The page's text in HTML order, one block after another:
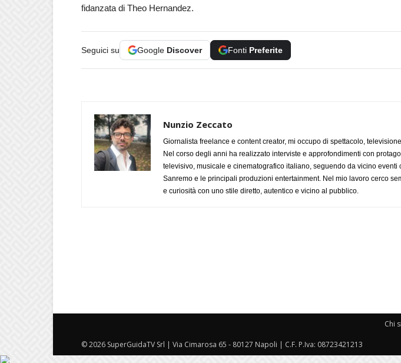
fidanzata di Theo Hernandez.
Seguici su Google Discover Fonti Preferite
Nunzio Zeccato
Giornalista freelance e content creator, mi occupo di spettacolo,
Nel corso degli anni ha realizzato interviste e approfondimenti con
televisivo, musicale e cinematografico italiano, seguendo da vicino eventi
Sanremo e le principali produzioni entertainment. Nel mio lavoro cerco
e curiosità con uno stile diretto, autentico e vicino al pubblico.
Chi
© 2026 SuperGuidaTV Srl | Via Cimarosa 65 - 80127 Napoli | C.F. P.Iva: 08723421213